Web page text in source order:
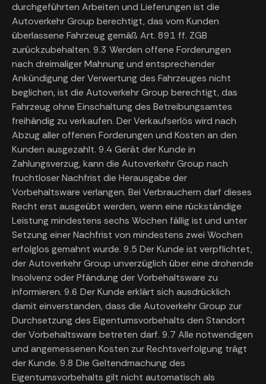
durchgeführten Arbeiten und Lieferungen ist die
Autoverkehr Group berechtigt, das vom Kunden
überlassene Fahrzeug gemäß Art. 891 ff. ZGB
zurückzubehalten. 9.3 Werden offene Forderungen
nach dreimaliger Mahnung und entsprechender
Ankündigung der Verwertung des Fahrzeuges nicht
beglichen, ist die Autoverkehr Group berechtigt, das
Fahrzeug ohne Einschaltung des Betreibungsamtes
freihändig zu verkaufen. Der Verkaufserlös wird nach
Abzug aller offenen Forderungen und Kosten an den
Kunden ausgezahlt. 9.4 Gerät der Kunde in
Zahlungsverzug, kann die Autoverkehr Group nach
fruchtloser Nachfrist die Herausgabe der
Vorbehaltsware verlangen. Bei Verbrauchern darf dieses
Recht erst ausgeübt werden, wenn eine rückständige
Leistung mindestens sechs Wochen fällig ist und unter
Setzung einer Nachfrist von mindestens zwei Wochen
erfolglos gemahnt wurde. 9.5 Der Kunde ist verpflichtet,
der Autoverkehr Group unverzüglich über eine drohende
Insolvenz oder Pfändung der Vorbehaltsware zu
informieren. 9.6 Der Kunde erklärt sich ausdrücklich
damit einverstanden, dass die Autoverkehr Group zur
Durchsetzung des Eigentumsvorbehalts den Standort
der Vorbehaltsware betreten darf. 9.7 Alle notwendigen
und angemessenen Kosten zur Rechtsverfolgung trägt
der Kunde. 9.8 Die Geltendmachung des
Eigentumsvorbehalts gilt nicht automatisch als